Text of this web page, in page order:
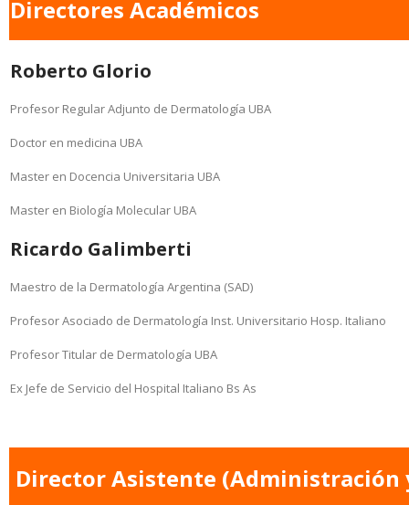
Directores Académicos
Roberto Glorio
Profesor Regular Adjunto de Dermatología UBA
Doctor en medicina UBA
Master en Docencia Universitaria UBA
Master en Biología Molecular UBA
Ricardo Galimberti
Maestro de la Dermatología Argentina (SAD)
Profesor Asociado de Dermatología Inst. Universitario Hosp. Italiano
Profesor Titular de Dermatología UBA
Ex Jefe de Servicio del Hospital Italiano Bs As
Director Asistente (Administración